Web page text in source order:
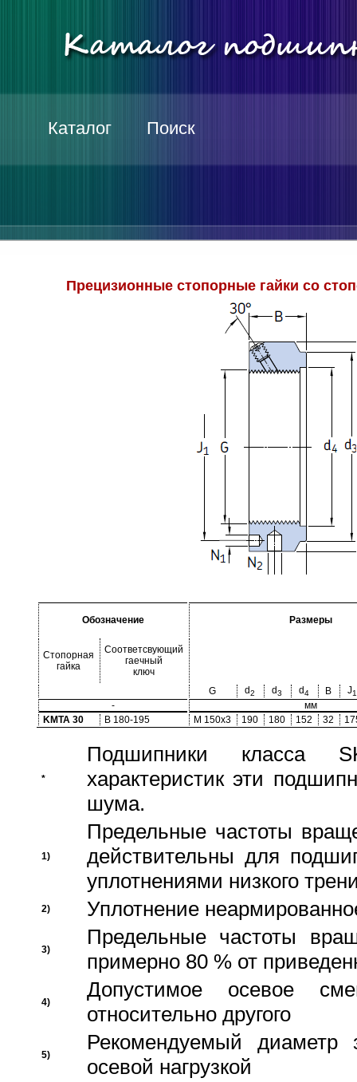
Каталог Поиск
Прецизионные стопорные гайки со
Обозначение Размеры
Стопорная
гайка
Соответсвующий
гаечный
ключ
G
d2 d3 d4 B J1
-
мм
KMTA 30
B 180-195 M 150x3 190 180 152 32
*
Подшипники класса
характеристик эти
шума.
1)
Предельные частоты
действительны для
уплотнениями низкого
2) Уплотнение
3)
Предельные частоты
примерно 80 % от
4)
Допустимое осевое
относительно другого
5)
Рекомендуемый диаметр
осевой нагрузкой